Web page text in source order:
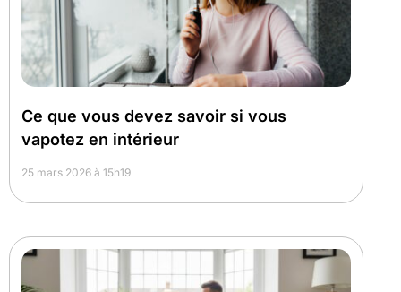
Ce que vous devez savoir si vous
vapotez en intérieur
25 mars 2026 à 15h19